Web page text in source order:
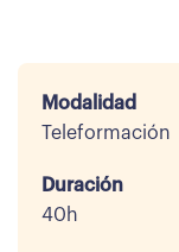
Modalidad
Teleformación
Duración
40h